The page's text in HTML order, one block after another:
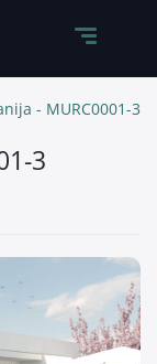
- MURC0001-3
3